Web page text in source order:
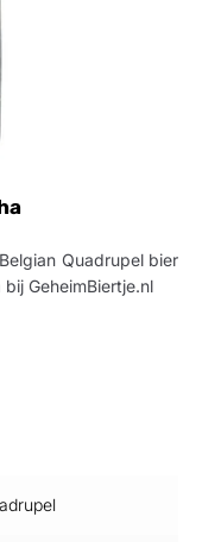
Quadrupel bier
GeheimBiertje.nl